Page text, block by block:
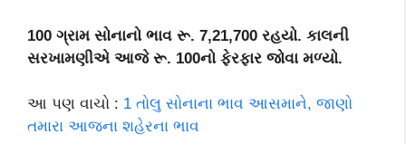
100 ગ્રામ સોનાનો ભાવ રૂ. 7,21,700 રહયો. કાલની
સરખામણીએ આજે રૂ. 100નો ફેરફાર જોવા મળ્યો.
આ પણ વાચો : 1 તોલુ સોનાના ભાવ આસમાને, જાણો
તમારા આજના શહેરના ભાવ